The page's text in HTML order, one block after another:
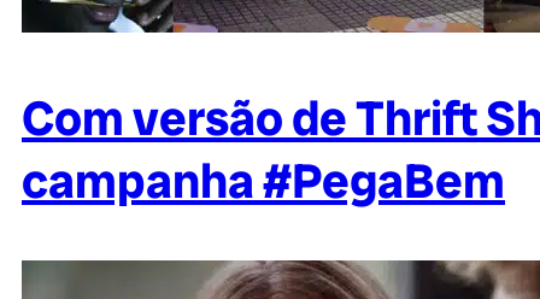
Com versão de Thrift
campanha #PegaBem